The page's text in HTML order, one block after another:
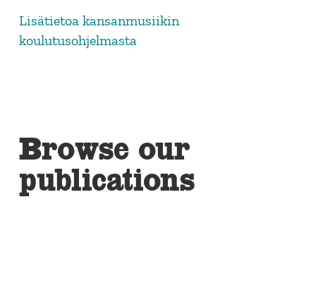
Lisätietoa kansanmusiikin
koulutusohjelmasta
Browse our
publications